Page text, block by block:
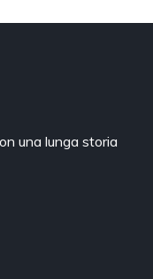
una lunga storia